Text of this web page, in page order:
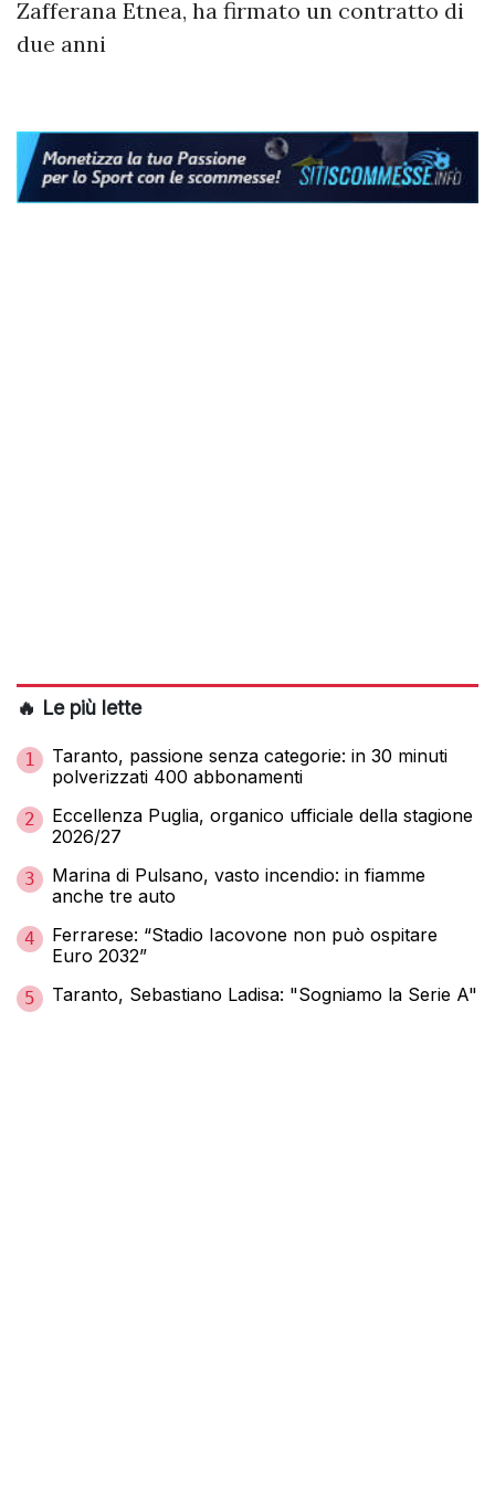
Zafferana Etnea, ha firmato un contratto di
due anni
🔥 Le più lette
1
Taranto, passione senza categorie: in 30 minuti
polverizzati 400 abbonamenti
2
Eccellenza Puglia, organico ufficiale della stagione
2026/27
3
Marina di Pulsano, vasto incendio: in fiamme
anche tre auto
4
Ferrarese: “Stadio Iacovone non può ospitare
Euro 2032”
5 Taranto, Sebastiano Ladisa: "Sogniamo la Serie A"